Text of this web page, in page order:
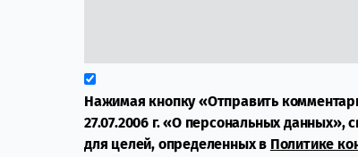
Нажимая кнопку «Отправить
27.07.2006 г. «О персональных данных»,
для целей, определенных в Политике